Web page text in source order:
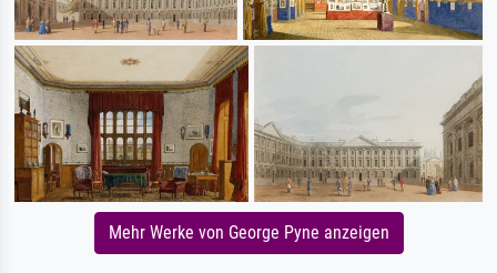
Mehr Werke von George Pyne anzeigen